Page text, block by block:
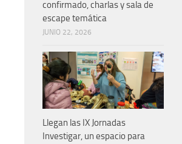
confirmado, charlas y sala de
escape temática
JUNIO 22, 2026
Llegan las IX Jornadas
Investigar, un espacio para